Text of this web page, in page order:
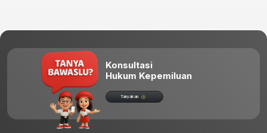
Konsultasi
Hukum Kepemiluan
Tanyakan